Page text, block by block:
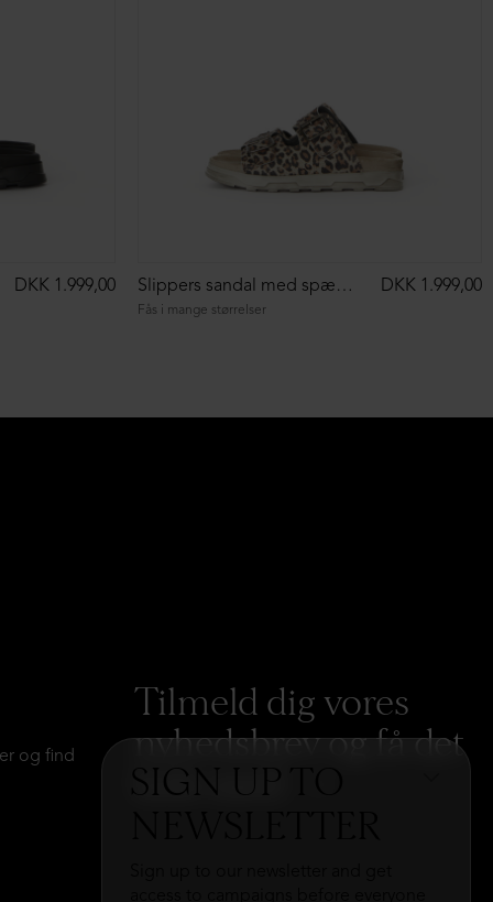
SIGN UP TO
DKK 1.999,00
Fås i mange størrelser
Slippers sandal med spænder DKK 1.999,00
og find
Tilmeld dig vores
nyhedsbrev og få det
hele med